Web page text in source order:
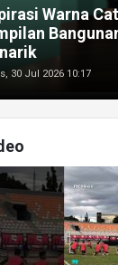
Warna
30 Jul 2026 10:17